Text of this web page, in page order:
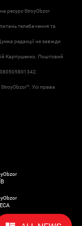
ресурс StroyObzor
телебачення та
редакції не завжди
Карпушенко. Поштовий
Усі права
by